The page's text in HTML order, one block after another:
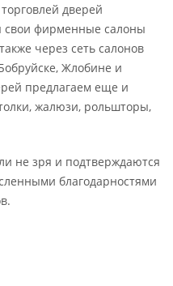
дверей
свои фирменные салоны
через сеть салонов
Жлобине и
предлагаем еще и
жалюзи, рольшторы,
не зря и подтверждаются
благодарностями